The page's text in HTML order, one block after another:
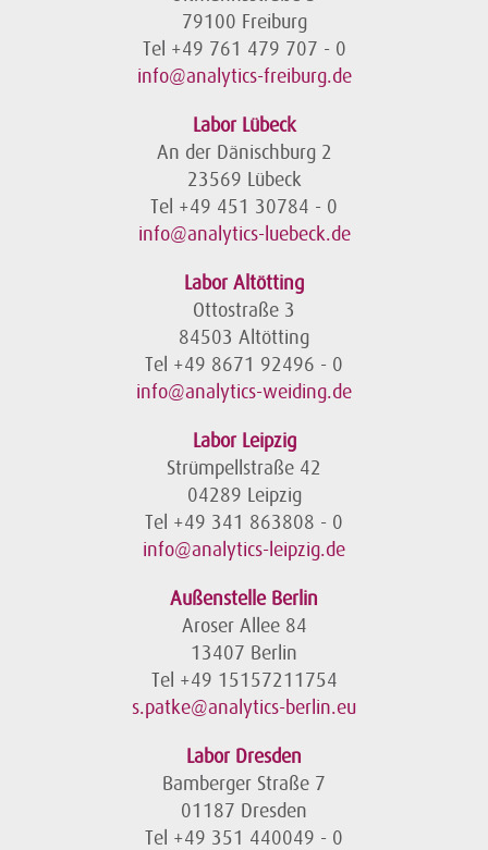
79100 Freiburg
Tel +49 761 479 707 - 0
info@analytics-freiburg.de
Labor Lübeck
An der Dänischburg 2
23569 Lübeck
Tel +49 451 30784 - 0
info@analytics-luebeck.de
Labor Altötting
Ottostraße 3
84503 Altötting
Tel +49 8671 92496 - 0
info@analytics-weiding.de
Labor Leipzig
Strümpellstraße 42
04289 Leipzig
Tel +49 341 863808 - 0
info@analytics-leipzig.de
Außenstelle Berlin
Aroser Allee 84
13407 Berlin
Tel +49 15157211754
s.patke@analytics-berlin.eu
Labor Dresden
Bamberger Straße 7
01187 Dresden
Tel +49 351 440049 - 0